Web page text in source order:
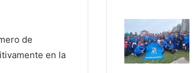
de
en la